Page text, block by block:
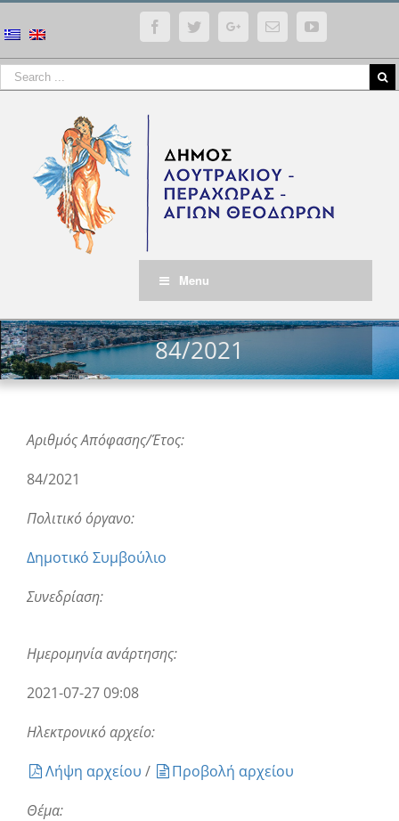
FacebookTwitterGoogle+Email YouTube
Menu
84/2021
Αριθμός Απόφασης/Έτος:
84/2021
Πολιτικό όργανο:
Δημοτικό Συμβούλιο
Συνεδρίαση:
Ημερομηνία ανάρτησης:
2021-07-27 09:08
Ηλεκτρονικό αρχείο:
Λήψη αρχείου /
Προβολή αρχείου
Θέμα: